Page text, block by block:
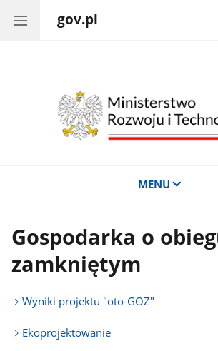
gov.pl
MENU
Gospodarka o
zamkniętym
Wyniki projektu "oto-GOZ"
Ekoprojektowanie